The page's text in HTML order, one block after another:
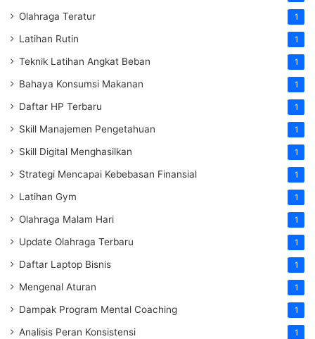
Olahraga Teratur 1
Latihan Rutin 1
Teknik Latihan Angkat Beban 1
Bahaya Konsumsi Makanan 1
Daftar HP Terbaru 1
Skill Manajemen Pengetahuan 1
Skill Digital Menghasilkan 1
Strategi Mencapai Kebebasan Finansial 1
Latihan Gym 1
Olahraga Malam Hari 1
Update Olahraga Terbaru 1
Daftar Laptop Bisnis 1
Mengenal Aturan 1
Dampak Program Mental Coaching 1
Analisis Peran Konsistensi 1